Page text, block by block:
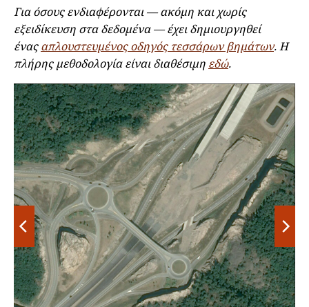
Για όσους ενδιαφέρονται — ακόμη και χωρίς
εξειδίκευση στα δεδομένα — έχει δημιουργηθεί
έναςαπλουστευμένος οδηγός τεσσάρων βημάτων.Η
πλήρης μεθοδολογία είναι διαθέσιμη εδώ.